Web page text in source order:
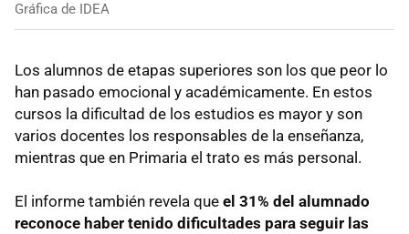
Gráfica de IDEA
Los alumnos de etapas superiores son los que peor lo
han pasado emocional y académicamente. En estos
cursos la dificultad de los estudios es mayor y son
varios docentes los responsables de la enseñanza,
mientras que en Primaria el trato es más personal.
El informe también revela que el 31% del alumnado
reconoce haber tenido dificultades para seguir las